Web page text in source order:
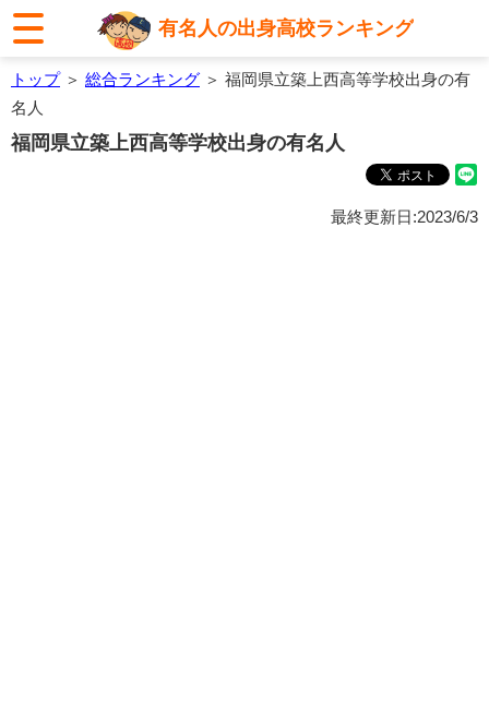
有名人の出身高校ランキング
トップ＞ 総合ランキング ＞ 福岡県立築上西高等学校出身の有
名人
福岡県立築上西高等学校出身の有名人
最終更新日:2023/6/3